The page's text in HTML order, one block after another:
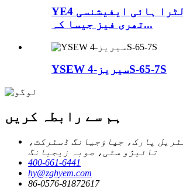
YE4 سیریز الٹرا ہائی ایفیشنسی
تھری فیز جیسا کہ...
YSEW سیریز-4S-65-7S
ہم سے رابطہ کریں
پارک، جیاؤجیانگ ڈسٹرکٹ،
تائیژو سٹی، صوبہ زیجیانگ
400-661-6441
hy@zghyem.com
86-0576-81872617